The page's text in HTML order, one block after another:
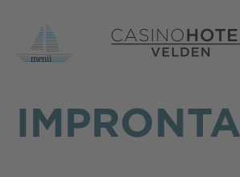
IMPRONTA